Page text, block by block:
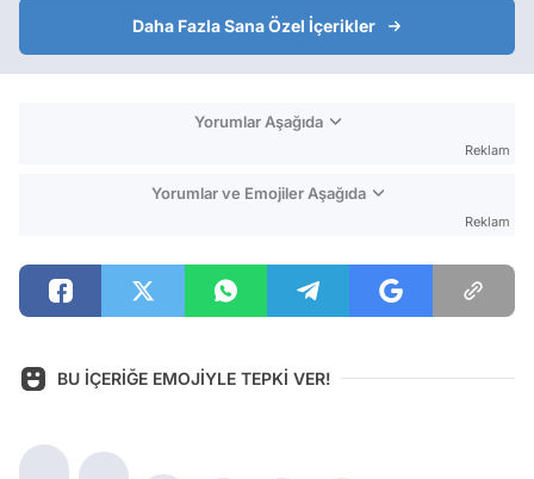
Daha Fazla Sana Özel İçerikler
Yorumlar Aşağıda
Reklam
Yorumlar ve Emojiler Aşağıda
Reklam
BU İÇERİĞE EMOJİYLE TEPKİ VER!